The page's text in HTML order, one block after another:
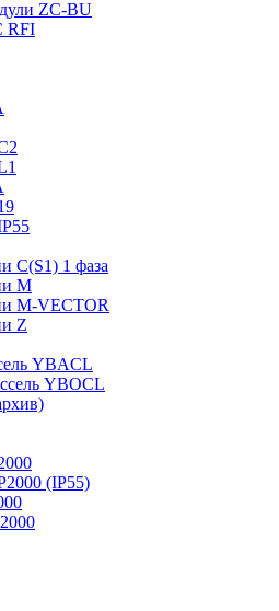
ZC-BU
RFI
C(S1) 1 фаза
M
M-VECTOR
Z
YBACL
YBOCL
(IP55)